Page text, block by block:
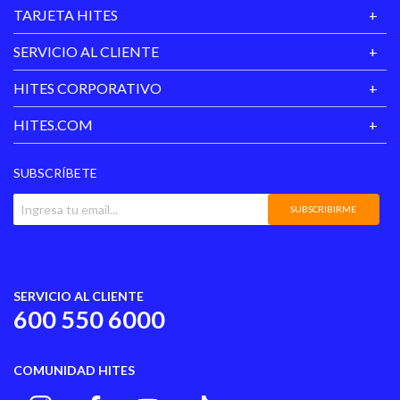
TARJETA HITES
SERVICIO AL CLIENTE
HITES CORPORATIVO
HITES.COM
SUBSCRÍBETE
SUBSCRIBIRME
SERVICIO AL CLIENTE
600 550 6000
COMUNIDAD HITES